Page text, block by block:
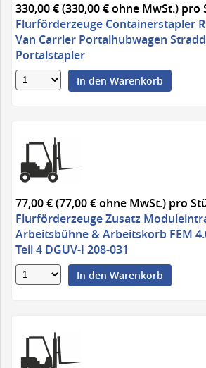
330,00 € (330,00 € ohne MwSt.) pro
Flurförderzeuge Containerstapler
Van Carrier Portalhubwagen
Portalstapler
In den Warenkorb
77,00 € (77,00 € ohne MwSt.) pro
Flurförderzeuge Zusatz
Arbeitsbühne & Arbeitskorb FEM
Teil 4 DGUV-I 208-031
In den Warenkorb